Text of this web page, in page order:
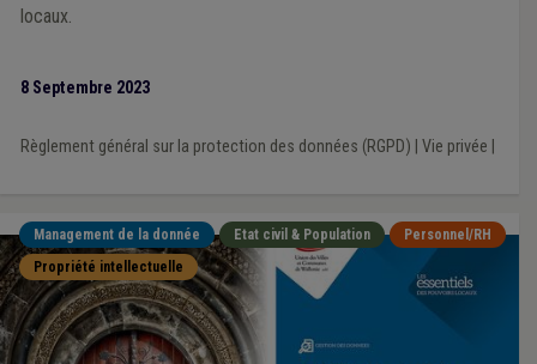
locaux.
8 Septembre 2023
Règlement général sur la protection des données (RGPD) Vie privée
Management de la donnée Etat civil & Population
Personnel/RH
Propriété intellectuelle